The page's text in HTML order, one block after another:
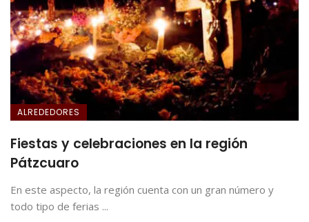
ALREDEDORES
Fiestas y celebraciones en la región
Pátzcuaro
En este aspecto, la región cuenta con un gran número y
todo tipo de ferias ...